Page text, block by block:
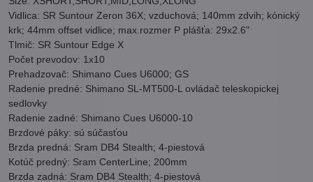
Vidlica: SR Suntour Zeron 36X; vzduchová; 140mm zdvih; kónický
krk; 44mm offset vidlice; max.rozmer P plášťa: 29x2.6"
Tlmič: SR Suntour Edge X
Počet prevodov: 1x10
Prehadzovač: Shimano Cues U6000; GS
Radenie predné: Shimano SL-MT500-L ovládač teleskopickej
sedlovky
Radenie zadné: Shimano Cues U6000-10
Brzdové páky: sú súčasťou
Brzda predná: Sram DB4 Stealth; 4-piestová
Kotúč predný: Sram CenterLine; 200mm
Brzda zadná: Sram DB4 Stealth; 4-piestová